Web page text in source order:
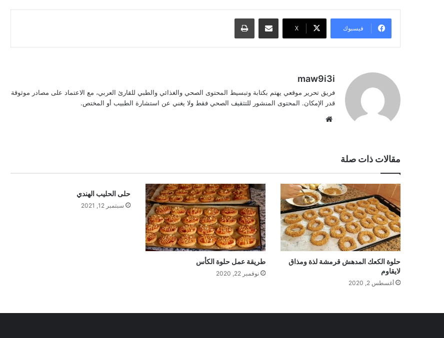
فيسبوك ‫X
مشاركة عبر البريد طباعة
maw9i3i
فريق تحرير موقعي يهتم بكتابة وتبسيط المحتوى الصحي والغذائي والطبي للقارئ العربي، مع الاعتماد على مصادر موثوقة
قدر الإمكان. المحتوى المنشور للتثقيف الصحي فقط ولا يغني عن استشارة الطبيب أو المختص.
مقالات ذات صلة
حلوة الكعك المدهش قرمشة لذة ومذاق
لايقاوم
أغسطس 2, 2020
طريقة عمل حلوة الكأس
نوفمبر 22, 2020
حلى الحليب الهندي
سبتمبر 12, 2021